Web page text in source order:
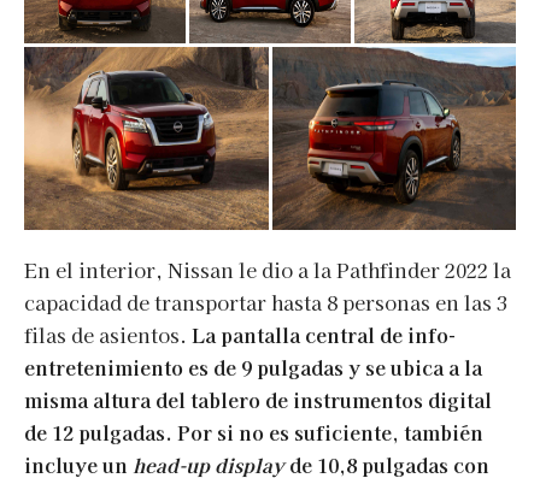
En el interior, Nissan le dio a la Pathfinder 2022 la
capacidad de transportar hasta 8 personas en las 3
filas de asientos. La pantalla central de info-
entretenimiento es de 9 pulgadas y se ubica a la
misma altura del tablero de instrumentos digital
de 12 pulgadas. Por si no es suficiente, también
incluye un head-up displayde 10,8 pulgadas con